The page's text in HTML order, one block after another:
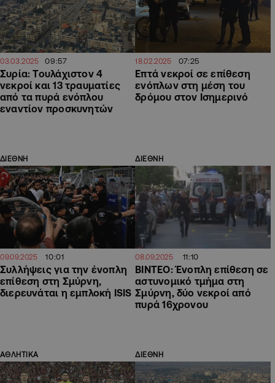
03.03.2025 09:57
Συρία: Τουλάχιστον 4
νεκροί και 13 τραυματίες
από τα πυρά ενόπλου
εναντίον προσκυνητών
18.02.2025 07:25
Επτά νεκροί σε επίθεση
ενόπλων στη μέση του
δρόμου στον Ισημερινό
ΔΙΕΘΝΗ
09.09.2025 10:01
Συλλήψεις για την ένοπλη
επίθεση στη Σμύρνη,
διερευνάται η εμπλοκή ISIS
ΔΙΕΘΝΗ
08.09.2025 11:10
ΒΙΝΤΕΟ: Ένοπλη επίθεση σε
αστυνομικό τμήμα στη
Σμύρνη, δύο νεκροί από
πυρά 16χρονου
ΑΘΛΗΤΙΚΑ ΔΙΕΘΝΗ